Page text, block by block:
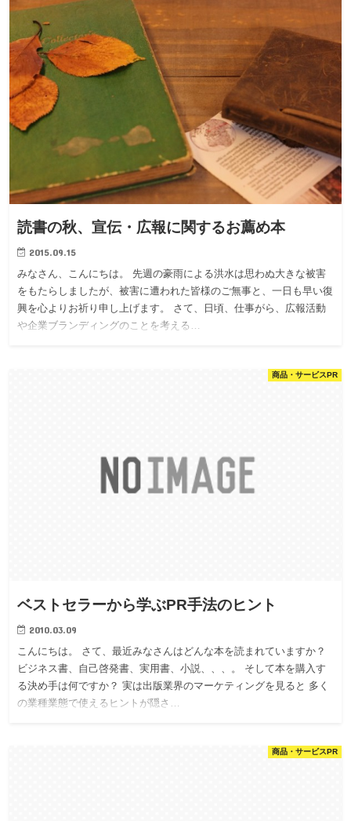
読書の秋、宣伝・広報に関するお薦め本
2015.09.15
みなさん、こんにちは。 先週の豪雨による洪水は思わぬ大きな被害
をもたらしましたが、被害に遭われた皆様のご無事と、一日も早い復
興を心よりお祈り申し上げます。 さて、日頃、仕事がら、広報活動
や企業ブランディングのことを考える…
商品・サービスPR
ベストセラーから学ぶPR手法のヒント
2010.03.09
こんにちは。 さて、最近みなさんはどんな本を読まれていますか？
ビジネス書、自己啓発書、実用書、小説、、、。 そして本を購入す
る決め手は何ですか？ 実は出版業界のマーケティングを見ると 多く
の業種業態で使えるヒントが隠さ…
商品・サービスPR